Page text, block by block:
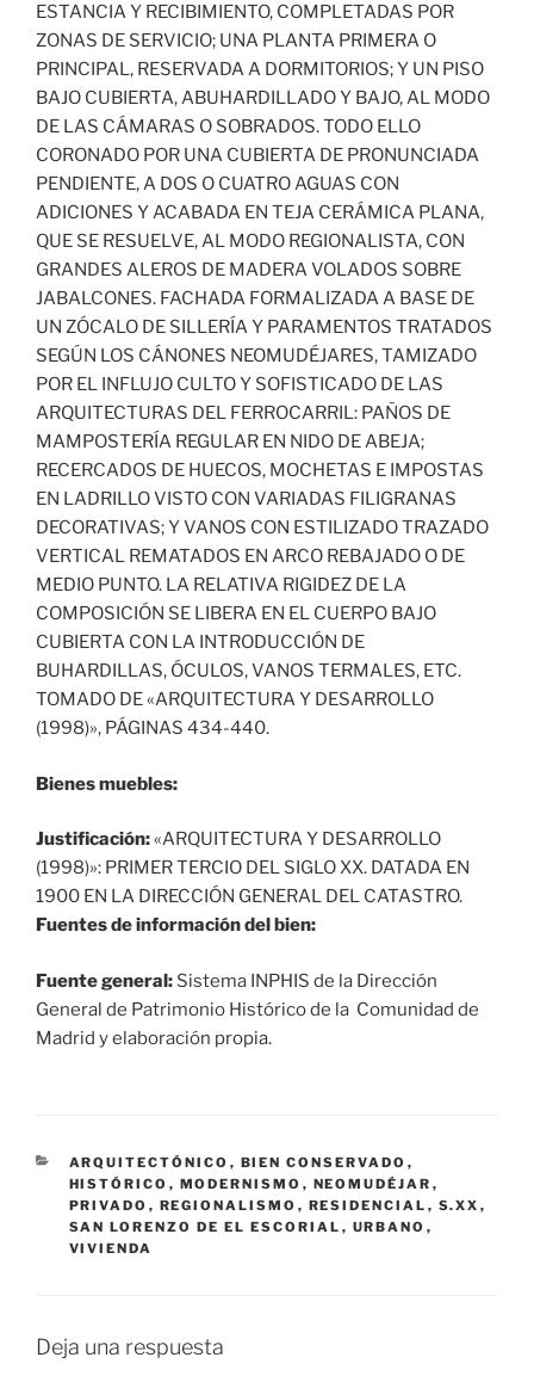
ESTANCIA Y RECIBIMIENTO, COMPLETADAS POR
ZONAS DE SERVICIO; UNA PLANTA PRIMERA O
PRINCIPAL, RESERVADA A DORMITORIOS; Y UN PISO
BAJO CUBIERTA, ABUHARDILLADO Y BAJO, AL MODO
DE LAS CÁMARAS O SOBRADOS. TODO ELLO
CORONADO POR UNA CUBIERTA DE PRONUNCIADA
PENDIENTE, A DOS O CUATRO AGUAS CON
ADICIONES Y ACABADA EN TEJA CERÁMICA PLANA,
QUE SE RESUELVE, AL MODO REGIONALISTA, CON
GRANDES ALEROS DE MADERA VOLADOS SOBRE
JABALCONES. FACHADA FORMALIZADA A BASE DE
UN ZÓCALO DE SILLERÍA Y PARAMENTOS TRATADOS
SEGÚN LOS CÁNONES NEOMUDÉJARES, TAMIZADO
POR EL INFLUJO CULTO Y SOFISTICADO DE LAS
ARQUITECTURAS DEL FERROCARRIL: PAÑOS DE
MAMPOSTERÍA REGULAR EN NIDO DE ABEJA;
RECERCADOS DE HUECOS, MOCHETAS E IMPOSTAS
EN LADRILLO VISTO CON VARIADAS FILIGRANAS
DECORATIVAS; Y VANOS CON ESTILIZADO TRAZADO
VERTICAL REMATADOS EN ARCO REBAJADO O DE
MEDIO PUNTO. LA RELATIVA RIGIDEZ DE LA
COMPOSICIÓN SE LIBERA EN EL CUERPO BAJO
CUBIERTA CON LA INTRODUCCIÓN DE
BUHARDILLAS, ÓCULOS, VANOS TERMALES, ETC.
TOMADO DE «ARQUITECTURA Y DESARROLLO
(1998)», PÁGINAS 434-440.
Bienes muebles:
Justificación:«ARQUITECTURA Y DESARROLLO
(1998)»: PRIMER TERCIO DEL SIGLO XX. DATADA EN
1900 EN LA DIRECCIÓN GENERAL DEL CATASTRO.
Fuentes de información del bien:
Fuente general: Sistema INPHIS de la Dirección
General de Patrimonio Histórico de la Comunidad de
Madrid y elaboración propia.
CATEGORÍAS
ARQUITECTÓNICO , BIEN CONSERVADO ,
HISTÓRICO , MODERNISMO , NEOMUDÉJAR ,
PRIVADO , REGIONALISMO , RESIDENCIAL , S.XX ,
SAN LORENZO DE EL ESCORIAL , URBANO ,
VIVIENDA
Deja una respuesta